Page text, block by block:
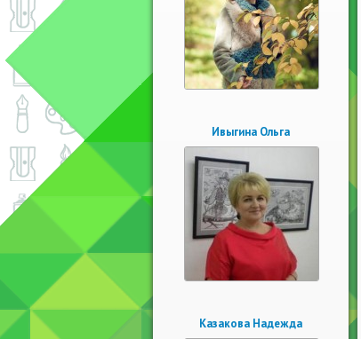
Ивыгина Ольга
Казакова Надежда